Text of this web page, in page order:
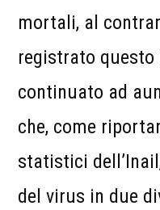
mortali, al
registrato questo
continuato ad
che, come
statistici
del virus in due